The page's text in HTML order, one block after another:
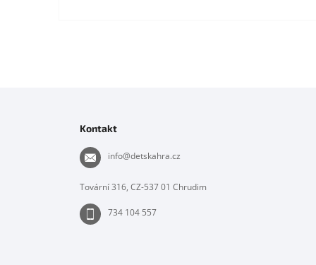
Kontakt
info@detskahra.cz
Tovární 316, CZ-537 01 Chrudim
734 104 557